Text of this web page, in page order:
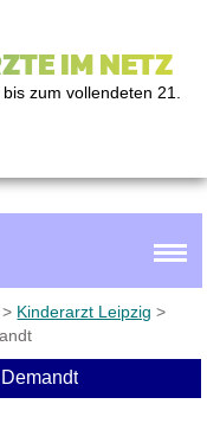
IM NETZ
zum vollendeten 21.
> Kinderarzt Leipzig >